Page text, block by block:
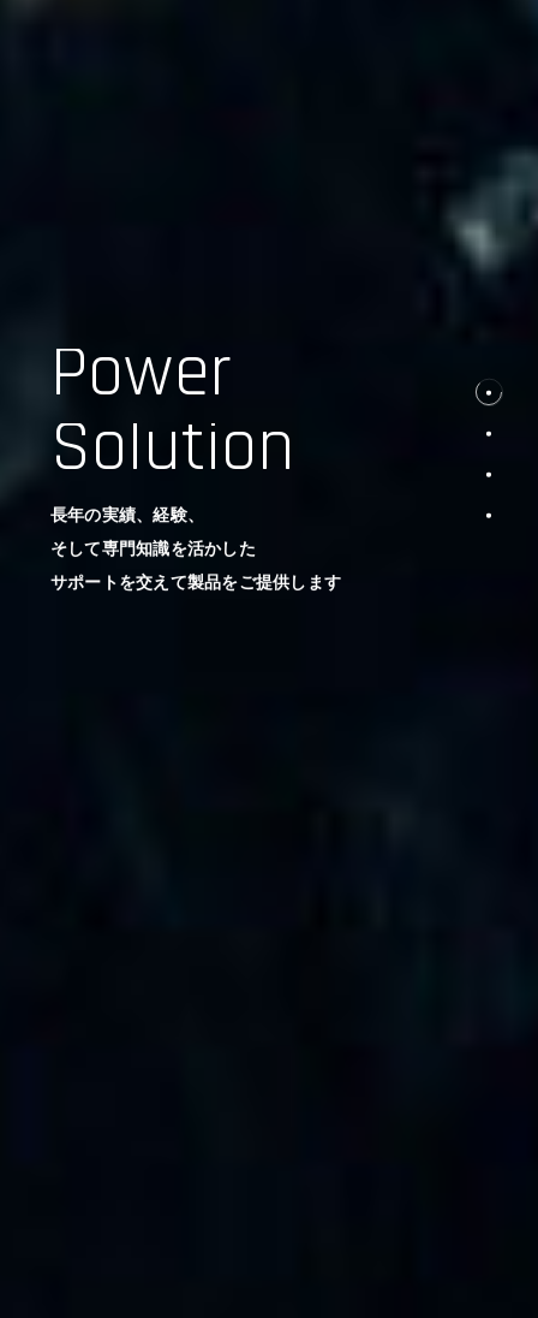
Power
Solution
長年の実績、経験、
そして専門知識を活かした
サポートを交えて製品をご提供します